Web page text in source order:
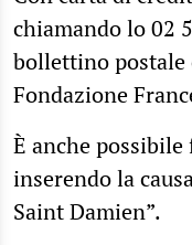
chiamando lo 02
bollettino postale
Fondazione
È anche
inserendo la
Saint Damien”.